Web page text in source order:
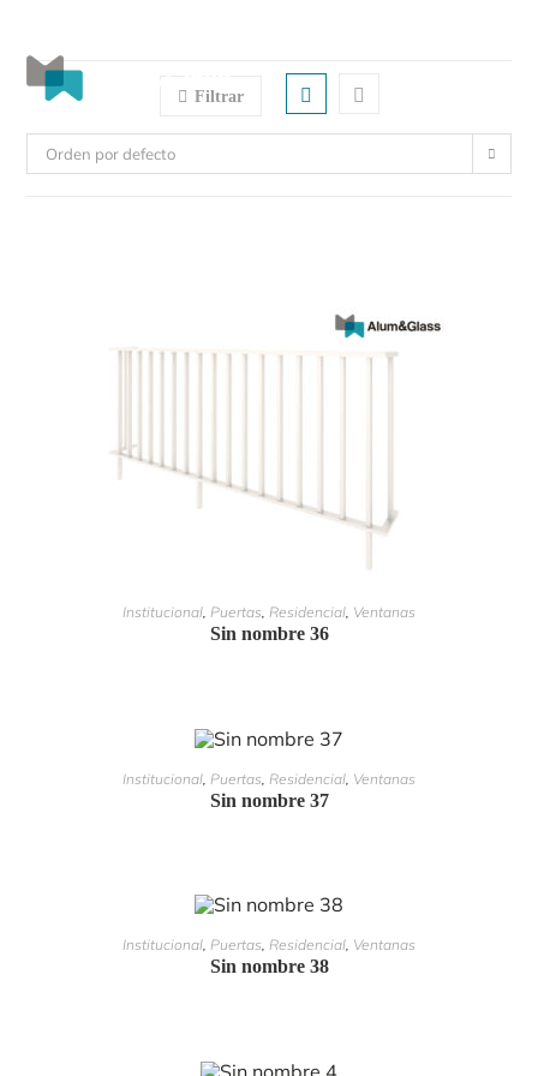
Filtrar
Orden por defecto
LEER MÁS
Institucional, Puertas, Residencial, Ventanas
Sin nombre 36
LEER MÁS
Institucional Puertas Residencial Ventanas
Sin nombre 37
LEER MÁS
Institucional, Puertas, Residencial, Ventanas
Sin nombre 38